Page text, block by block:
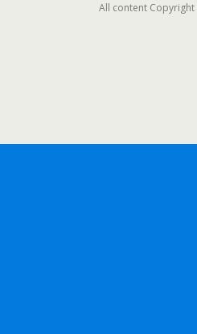
All content